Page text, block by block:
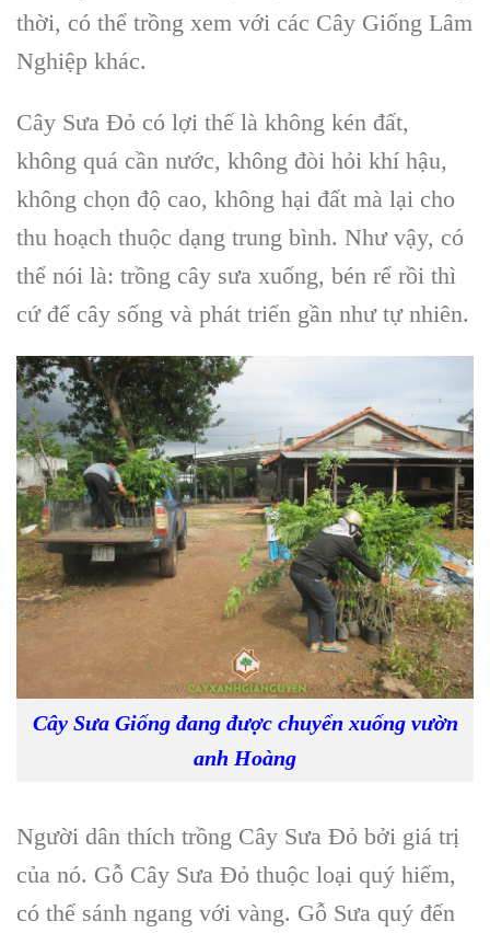
thời, có thể trồng xem với các Cây Giống Lâm
Nghiệp khác.
Cây Sưa Đỏ có lợi thế là không kén đất,
không quá cần nước, không đòi hỏi khí hậu,
không chọn độ cao, không hại đất mà lại cho
thu hoạch thuộc dạng trung bình. Như vậy, có
thể nói là: trồng cây sưa xuống, bén rể rồi thì
cứ để cây sống và phát triển gần như tự nhiên.
Cây Sưa Giống đang được chuyển xuống vườn
anh Hoàng
Người dân thích trồng Cây Sưa Đỏ bởi giá trị
của nó. Gỗ Cây Sưa Đỏ thuộc loại quý hiếm,
có thể sánh ngang với vàng. Gỗ Sưa quý đến